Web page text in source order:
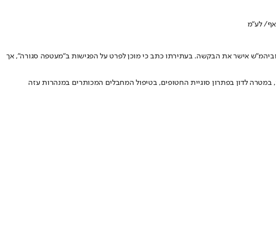
לע״מ
וביהמ"ש אישר את הבקשה. בעתירתו כתב כי מוכן לפרט על הפגישות ב"מעטפה סגורה", אך
פתרון סוגיית החטופים, בטיפול המחבלים המכותרים במנהרות עזה